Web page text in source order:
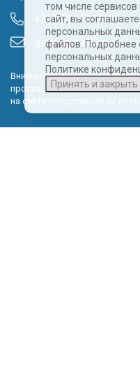
том числе
сайт, вы
персональных
файлов. Подробнее
персональных
Политике
Принять и закрыть
+7 (960) 343-55-81
gazpragmat@mail.ru
Внимание! Если Вы не
просим Вас обращаться к
на сайте представлен не